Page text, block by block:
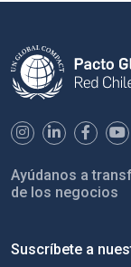
Ayúdanos a
de los negocios
Suscríbete a